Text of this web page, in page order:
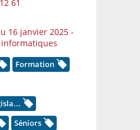
61
16 janvier 2025 -
Formation
Séniors